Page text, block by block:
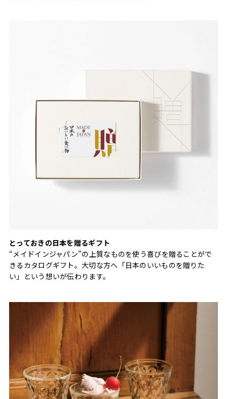
とっておきの日本を贈るギフト
“メイドインジャパン”の上質なものを使う喜びを贈ることがで
きるカタログギフト。大切な方へ「日本のいいものを贈りた
い」という想いが伝わります。